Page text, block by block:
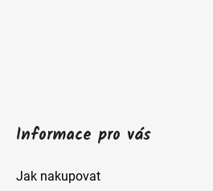
Informace pro vás
Jak nakupovat